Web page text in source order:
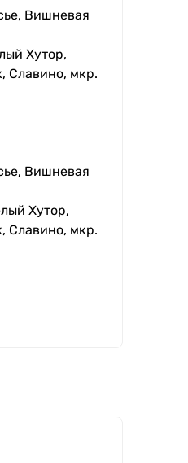
Вишневая
Хутор,
Славино, мкр.
Вишневая
Хутор,
Славино, мкр.